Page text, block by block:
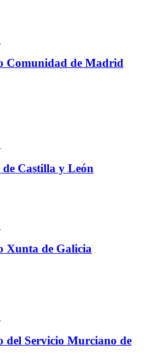
Comunidad de Madrid
Castilla y León
Xunta de Galicia
Servicio Murciano de